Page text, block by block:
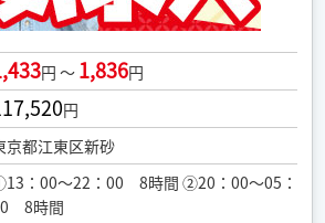
円 ～ 1,836円
円
京都江東区新砂
：00～22：00 8時間 ②20：00～05：
8時間